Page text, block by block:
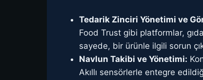
Tedarik Zinciri Yönetimi ve
Food Trust gibi platformlar,
sayede, bir ürünle ilgili sorun
Navlun Takibi ve Yönetimi:
Akıllı sensörlerle entegre